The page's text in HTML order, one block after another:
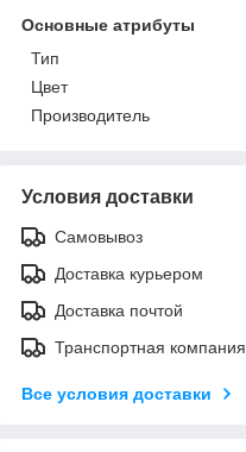
Основные атрибуты
Тип
Цвет
Производитель
Условия доставки
Самовывоз
Доставка курьером
Доставка почтой
Транспортная компания
Все условия доставки